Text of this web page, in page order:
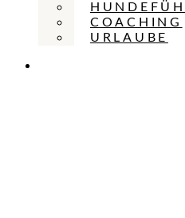
COACHING
URLAUBE